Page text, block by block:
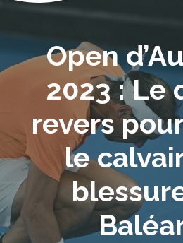
Open
2023 : Le
revers
le